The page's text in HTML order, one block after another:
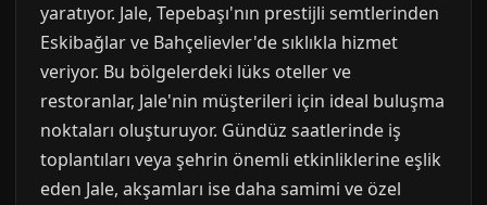
yaratıyor. Jale, Tepebaşı'nın prestijli semtlerinden
Eskibağlar ve Bahçelievler'de sıklıkla hizmet
veriyor. Bu bölgelerdeki lüks oteller ve
restoranlar, Jale'nin müşterileri için ideal buluşma
noktaları oluşturuyor. Gündüz saatlerinde iş
toplantıları veya şehrin önemli etkinliklerine eşlik
eden Jale, akşamları ise daha samimi ve özel